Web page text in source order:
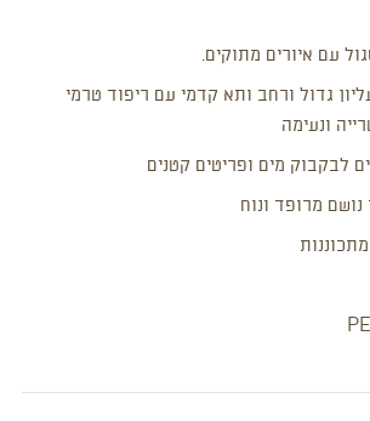
עם איורים מתוקים.
גדול ורחב ותא קדמי עם ריפוד טרמי
ונעימה
לבקבוק מים ופריטים קטנים
מרופד ונוח